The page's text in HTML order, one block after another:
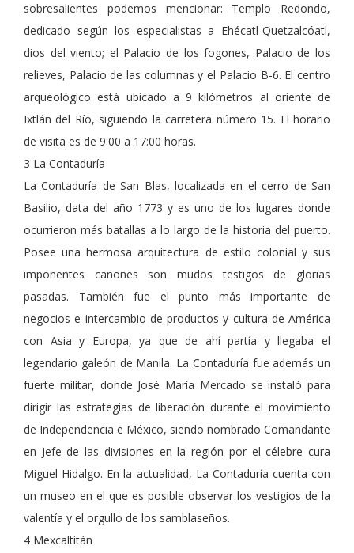
sobresalientes podemos mencionar: Templo Redondo,
dedicado según los especialistas a Ehécatl-Quetzalcóatl,
dios del viento; el Palacio de los fogones, Palacio de los
relieves, Palacio de las columnas y el Palacio B-6. El centro
arqueológico está ubicado a 9 kilómetros al oriente de
Ixtlán del Río, siguiendo la carretera número 15. El horario
de visita es de 9:00 a 17:00 horas.
3 La Contaduría
La Contaduría de San Blas, localizada en el cerro de San
Basilio, data del año 1773 y es uno de los lugares donde
ocurrieron más batallas a lo largo de la historia del puerto.
Posee una hermosa arquitectura de estilo colonial y sus
imponentes cañones son mudos testigos de glorias
pasadas. También fue el punto más importante de
negocios e intercambio de productos y cultura de América
con Asia y Europa, ya que de ahí partía y llegaba el
legendario galeón de Manila. La Contaduría fue además un
fuerte militar, donde José María Mercado se instaló para
dirigir las estrategias de liberación durante el movimiento
de Independencia e México, siendo nombrado Comandante
en Jefe de las divisiones en la región por el célebre cura
Miguel Hidalgo. En la actualidad, La Contaduría cuenta con
un museo en el que es posible observar los vestigios de la
valentía y el orgullo de los samblaseños.
4 Mexcaltitán